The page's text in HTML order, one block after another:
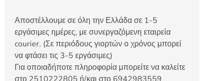
Αποστέλλουμε σε όλη την Ελλάδα σε 1-5
εργάσιμες ημέρες, με συνεργαζόμενη εταιρεία
courier. (Σε περιόδους γιορτών ο χρόνος μπορεί
να φτάσει τις 3-5 εργάσιμες)
Για οποιαδήποτε πληροφορία μπορείτε να καλείτε
στο 2510222805 ή/και στο 6942983559